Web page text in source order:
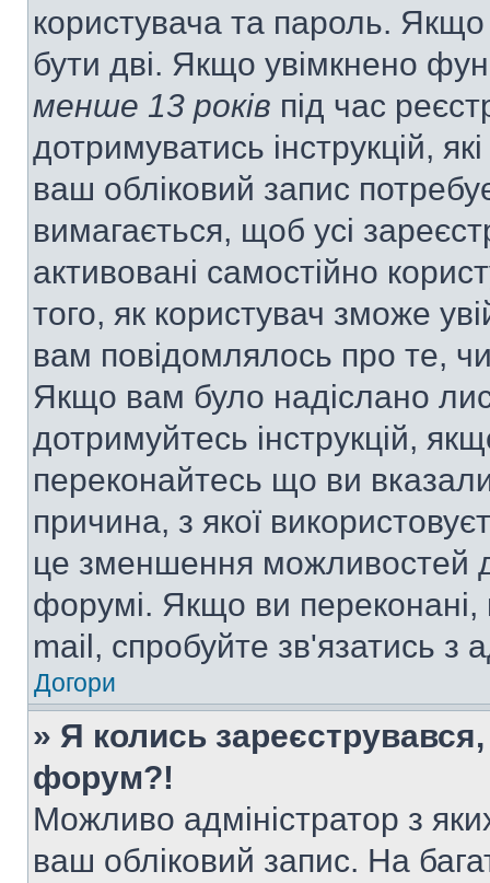
користувача та пароль.
бути дві. Якщо увімкнено
менше 13 років під час
дотримуватись інструкцій,
ваш обліковий запис
вимагається, щоб усі
активовані самостійно
того, як користувач зможе
вам повідомлялось про те,
Якщо вам було надіслано
дотримуйтесь інструкцій,
переконайтесь що ви
причина, з якої
це зменшення можливостей
форумі. Якщо ви
mail, спробуйте зв'язатись з
Догори
» Я колись
форум?!
Можливо адміністратор з
ваш обліковий запис. На